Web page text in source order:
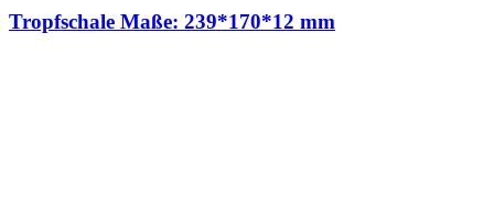
Tropfschale Maße: 239*170*12 mm